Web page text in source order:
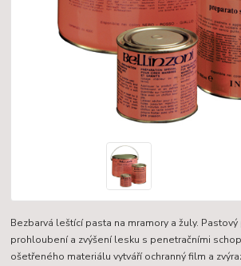
Bezbarvá leštící pasta na mramory a žuly.
prohloubení a zvýšení lesku s penetračními
ošetřeného materiálu vytváří ochranný film a